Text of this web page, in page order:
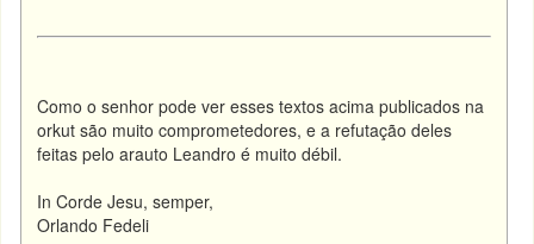
Como o senhor pode ver esses textos acima publicados na
orkut são muito comprometedores, e a refutação deles
feitas pelo arauto Leandro é muito débil.
In Corde Jesu, semper,
Orlando Fedeli